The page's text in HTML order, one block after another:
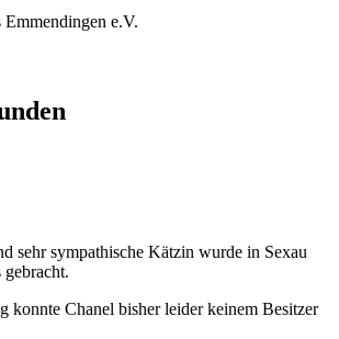
e.V.
sehr sympathische Kätzin wurde in Sexau
gebracht.
konnte Chanel bisher leider keinem Besitzer